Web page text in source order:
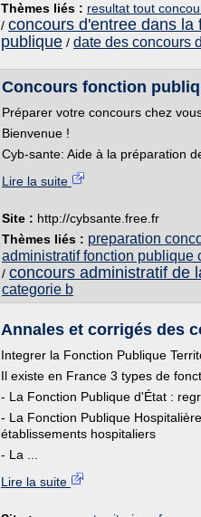
Thèmes liés : resultat tout
/ concours d'entree dans la
publique / date des concours
Concours fonction
Préparer votre concours chez
Bienvenue !
Cyb-sante: Aide à la préparation
Lire la suite
Site : http://cybsante.free.fr
Thèmes liés : preparation
administratif fonction publique
/ concours administratif de
categorie b
Annales et corrigés des
Integrer la Fonction Publique
Il existe en France 3 types de
- La Fonction Publique d'État :
- La Fonction Publique
établissements hospitaliers
- La ...
Lire la suite